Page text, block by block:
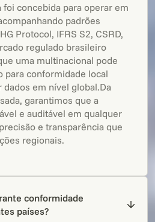
concebida para operar em
padrões
Protocol, IFRS S2, CSRD,
regulado brasileiro
uma multinacional pode
para conformidade local
em nível global.Da
garantimos que a
e auditável em qualquer
e transparência que
regionais.
conformidade
países?